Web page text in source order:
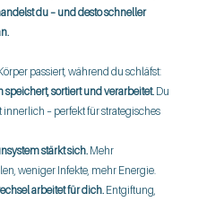
du – und desto schneller
passiert, während du schläfst:
speichert, sortiert und verarbeitet. Du
innerlich – perfekt für strategisches
stärkt sich. Mehr
weniger Infekte, mehr Energie.
arbeitet für dich. Entgiftung,